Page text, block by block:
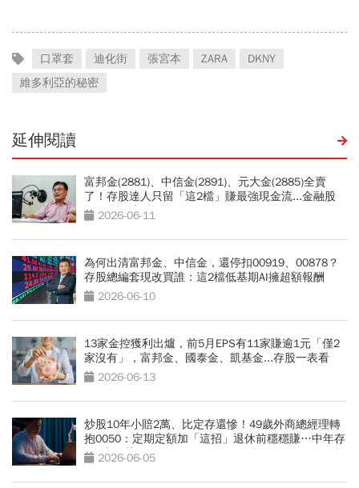
口罩套 迪化街 張宮本 ZARA
DKNY
維多利亞的秘密
延伸閱讀
富邦金(2881)、中信金(2891)、元大金(2885)全賣
了！存股達人只留「這2檔」賺最強現金流...金融股
10年不敗心法
2026-06-11
為何出清富邦金、中信金，還停扣00919、00878？
存股總編套現改買誰：這2檔低基期AI擁超額報酬
2026-06-10
13家金控獲利出爐，前5月EPS有11家賺逾1元「僅2
家沒有」，富邦金、國泰金、凱基金...存股一表看
2026-06-13
炒股10年小賠2萬、比定存還慘！49歲外商總經理轉
抱0050：定期定額加「這招」退休前穩穩賺…中年存
股3大優勢
2026-06-05